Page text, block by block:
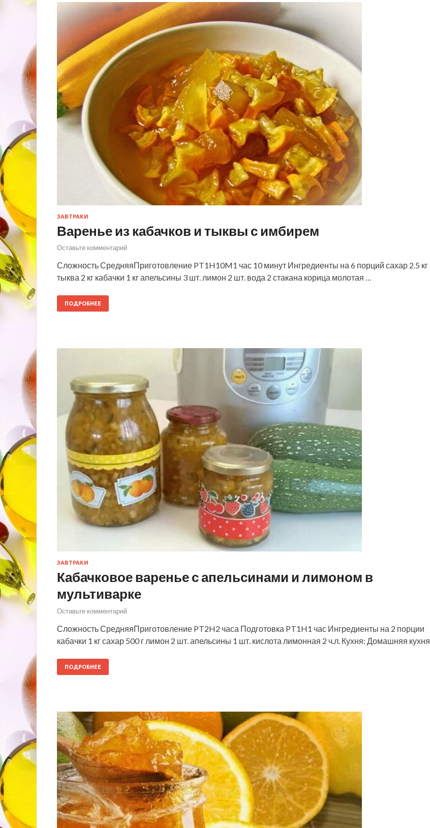
ЗАВТРАКИ
Варенье из кабачков и тыквы с имбирем
Оставьте комментарий
Сложность СредняяПриготовление PT1H10M1 час 10 минут Ингредиенты на 6 порций сахар 2.5 кг
тыква 2 кг кабачки 1 кг апельсины 3 шт. лимон 2 шт. вода 2 стакана корица молотая …
ПОДРОБНЕЕ
ЗАВТРАКИ
Кабачковое варенье с апельсинами и лимоном в
мультиварке
Оставьте комментарий
Сложность СредняяПриготовление PT2H2 часа Подготовка PT1H1 час Ингредиенты на 2 порции
кабачки 1 кг сахар 500 г лимон 2 шт. апельсины 1 шт. кислота лимонная 2 ч.л. Кухня: Домашняя кухня
ПОДРОБНЕЕ